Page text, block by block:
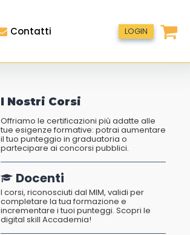
Contatti LOGIN
I Nostri Corsi
Offriamo le certificazioni più adatte alle
tue esigenze formative: potrai aumentare
il tuo punteggio in graduatoria o
partecipare ai concorsi pubblici.
Docenti
I corsi, riconosciuti dal MIM, validi per
completare la tua formazione e
incrementare i tuoi punteggi. Scopri le
digital skill Accademia!